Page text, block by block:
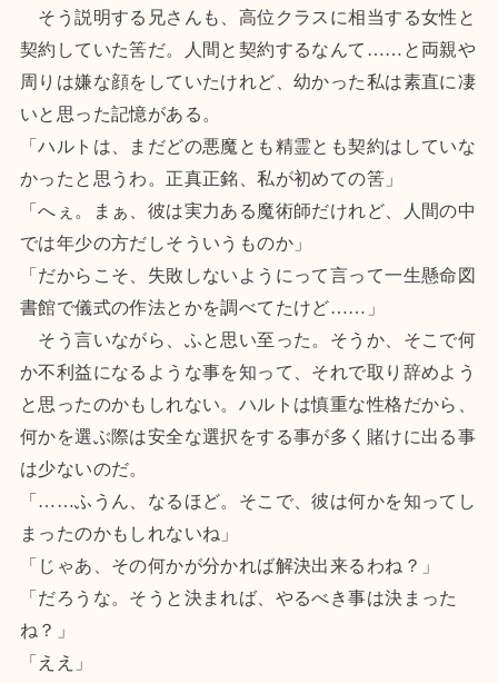
そう説明する兄さんも、高位クラスに相当する女性と
契約していた筈だ。人間と契約するなんて……と両親や
周りは嫌な顔をしていたけれど、幼かった私は素直に凄
いと思った記憶がある。
「ハルトは、まだどの悪魔とも精霊とも契約はしていな
かったと思うわ。正真正銘、私が初めての筈」
「へぇ。まぁ、彼は実力ある魔術師だけれど、人間の中
では年少の方だしそういうものか」
「だからこそ、失敗しないようにって言って一生懸命図
書館で儀式の作法とかを調べてたけど……」
そう言いながら、ふと思い至った。そうか、そこで何
か不利益になるような事を知って、それで取り辞めよう
と思ったのかもしれない。ハルトは慎重な性格だから、
何かを選ぶ際は安全な選択をする事が多く賭けに出る事
は少ないのだ。
「……ふうん、なるほど。そこで、彼は何かを知ってし
まったのかもしれないね」
「じゃあ、その何かが分かれば解決出来るわね？」
「だろうな。そうと決まれば、やるべき事は決まった
ね？」
「ええ」